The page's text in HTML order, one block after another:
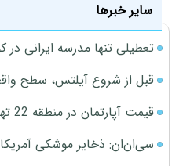
سایر خبرها
تعطیلی تنها مدرسه ایرانی در
قبل از شروع آیلتس، سطح
قیمت آپارتمان در منطقه 22 تهران چقدر است؟
سی‌ان‌ان: ذخایر موشکی